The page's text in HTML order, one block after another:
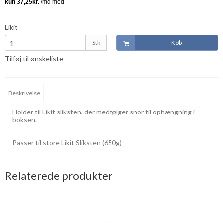
Likit
Stk Køb
Tilføj til ønskeliste
Beskrivelse
Holder til Likit sliksten, der medfølger snor til ophængning i
boksen.
Passer til store Likit Sliksten (650g)
Relaterede produkter